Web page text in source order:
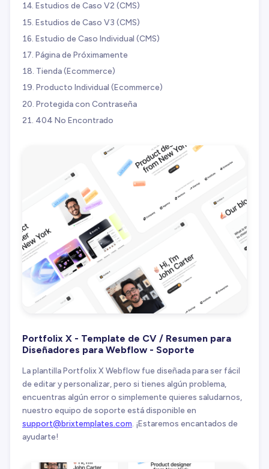
Estudios de Caso V2 (CMS)
Estudios de Caso V3 (CMS)
Estudio de Caso Individual (CMS)
Página de Próximamente
Tienda (Ecommerce)
Producto Individual (Ecommerce)
Protegida con Contraseña
404 No Encontrado
Portfolix X - Template de CV / Resumen para
Diseñadores para Webflow - Soporte
La plantilla Portfolix X Webflow fue diseñada para ser fácil
de editar y personalizar, pero si tienes algún problema,
encuentras algún error o simplemente quieres saludarnos,
nuestro equipo de soporte está disponible en
support@brixtemplates.com . ¡Estaremos encantados de
ayudarte!